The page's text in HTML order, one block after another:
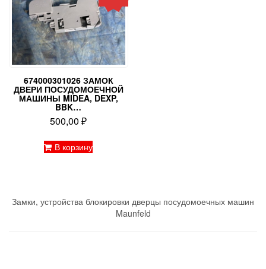
674000301026 ЗАМОК
ДВЕРИ ПОСУДОМОЕЧНОЙ
МАШИНЫ MIDEA, DEXP,
BBK…
500,00₽
В корзину
Замки, устройства блокировки дверцы посудомоечных машин
Maunfeld